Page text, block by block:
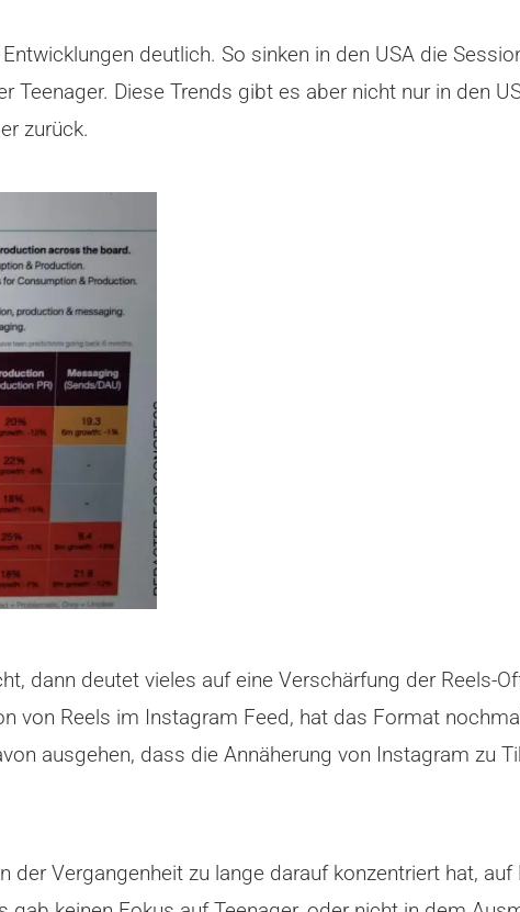
deutlich. So sinken in den USA die
Diese Trends gibt es aber nicht nur in den
zurück.
dann deutet vieles auf eine Verschärfung der Reels-
von Reels im Instagram Feed, hat das Format
ausgehen, dass die Annäherung von Instagram zu
Vergangenheit zu lange darauf konzentriert hat, auf